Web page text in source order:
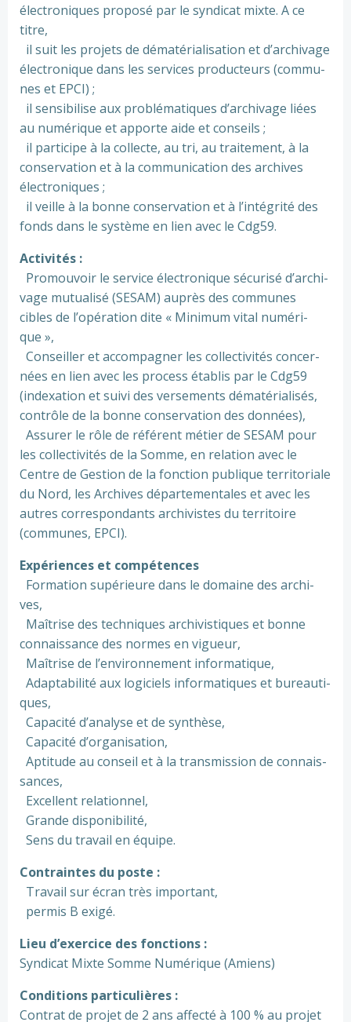
électroniques pro­posé par le syn­di­cat mixte. A ce
titre,
il suit les pro­jets de déma­té­ria­li­sa­tion et d’archi­vage
électronique dans les ser­vi­ces pro­duc­teurs (com­mu­
nes et EPCI) ;
il sen­si­bi­lise aux pro­blé­ma­ti­ques d’archi­vage liées
au numé­ri­que et apporte aide et conseils ;
il par­ti­cipe à la col­lecte, au tri, au trai­te­ment, à la
conser­va­tion et à la com­mu­ni­ca­tion des archi­ves
électroniques ;
il veille à la bonne conser­va­tion et à l’inté­grité des
fonds dans le sys­tème en lien avec le Cdg59.
Activités :
Promouvoir le ser­vice électronique sécu­risé d’archi­
vage mutua­lisé (SESAM) auprès des com­mu­nes
cibles de l’opé­ra­tion dite « Minimum vital numé­ri­
que »,
Conseiller et accom­pa­gner les col­lec­ti­vi­tés concer­
nées en lien avec les pro­cess établis par le Cdg59
(indexa­tion et suivi des ver­se­ments déma­té­ria­li­sés,
contrôle de la bonne conser­va­tion des don­nées),
Assurer le rôle de réfé­rent métier de SESAM pour
les col­lec­ti­vi­tés de la Somme, en rela­tion avec le
Centre de Gestion de la fonc­tion publi­que ter­ri­to­riale
du Nord, les Archives dépar­te­men­ta­les et avec les
autres cor­res­pon­dants archi­vis­tes du ter­ri­toire
(com­mu­nes, EPCI).
Expériences et com­pé­ten­ces
Formation supé­rieure dans le domaine des archi­
ves,
Maîtrise des tech­ni­ques archi­vis­ti­ques et bonne
connais­sance des normes en vigueur,
Maîtrise de l’envi­ron­ne­ment infor­ma­ti­que,
Adaptabilité aux logi­ciels infor­ma­ti­ques et bureau­ti­
ques,
Capacité d’ana­lyse et de syn­thèse,
Capacité d’orga­ni­sa­tion,
Aptitude au conseil et à la trans­mis­sion de connais­
san­ces,
Excellent rela­tion­nel,
Grande dis­po­ni­bi­lité,
Sens du tra­vail en équipe.
Contraintes du poste :
Travail sur écran très impor­tant,
permis B exigé.
Lieu d’exer­cice des fonc­tions :
Syndicat Mixte Somme Numérique (Amiens)
Conditions par­ti­cu­liè­res :
Contrat de projet de 2 ans affecté à 100 % au projet